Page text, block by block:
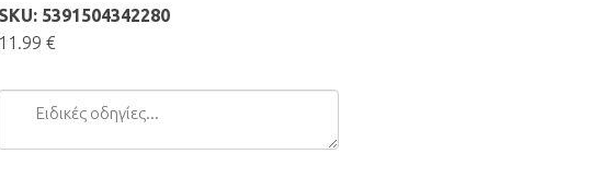
SKU: 5391504342280
11.99 €
Ειδικές